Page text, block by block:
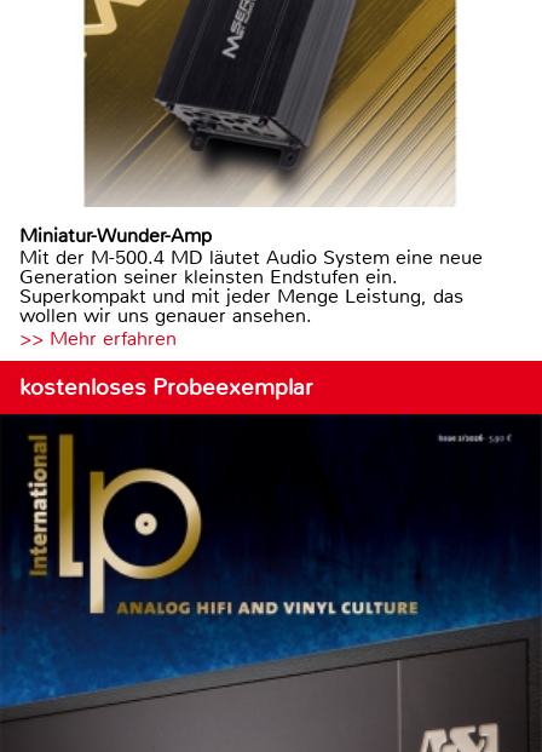
Miniatur-Wunder-Amp
Mit der M-500.4 MD läutet Audio System eine neue
Generation seiner kleinsten Endstufen ein.
Superkompakt und mit jeder Menge Leistung, das
wollen wir uns genauer ansehen.
>> Mehr erfahren
kostenloses Probeexemplar